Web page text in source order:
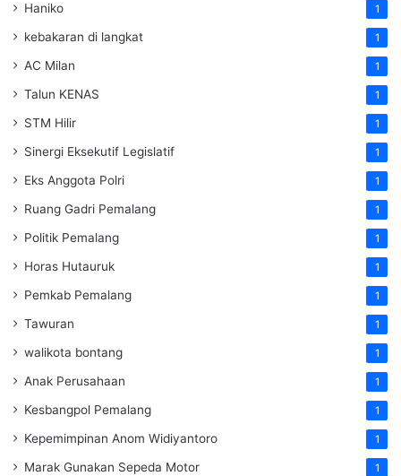
Haniko 1
kebakaran di langkat 1
AC Milan 1
Talun KENAS 1
STM Hilir 1
Sinergi Eksekutif Legislatif 1
Eks Anggota Polri 1
Ruang Gadri Pemalang 1
Politik Pemalang 1
Horas Hutauruk 1
Pemkab Pemalang 1
Tawuran 1
walikota bontang 1
Anak Perusahaan 1
Kesbangpol Pemalang 1
Kepemimpinan Anom Widiyantoro 1
Marak Gunakan Sepeda Motor 1